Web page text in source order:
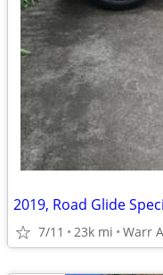
2019, Road Glide
7/11 23k mi Warr